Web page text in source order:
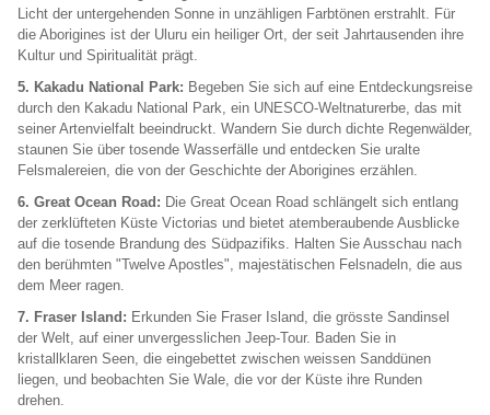
Licht der untergehenden Sonne in unzähligen Farbtönen erstrahlt. Für
die Aborigines ist der Uluru ein heiliger Ort, der seit Jahrtausenden ihre
Kultur und Spiritualität prägt.
5. Kakadu National Park: Begeben Sie sich auf eine Entdeckungsreise
durch den Kakadu National Park, ein UNESCO-Weltnaturerbe, das mit
seiner Artenvielfalt beeindruckt. Wandern Sie durch dichte Regenwälder,
staunen Sie über tosende Wasserfälle und entdecken Sie uralte
Felsmalereien, die von der Geschichte der Aborigines erzählen.
6. Great Ocean Road: Die Great Ocean Road schlängelt sich entlang
der zerklüfteten Küste Victorias und bietet atemberaubende Ausblicke
auf die tosende Brandung des Südpazifiks. Halten Sie Ausschau nach
den berühmten "Twelve Apostles", majestätischen Felsnadeln, die aus
dem Meer ragen.
7. Fraser Island: Erkunden Sie Fraser Island, die grösste Sandinsel
der Welt, auf einer unvergesslichen Jeep-Tour. Baden Sie in
kristallklaren Seen, die eingebettet zwischen weissen Sanddünen
liegen, und beobachten Sie Wale, die vor der Küste ihre Runden
drehen.